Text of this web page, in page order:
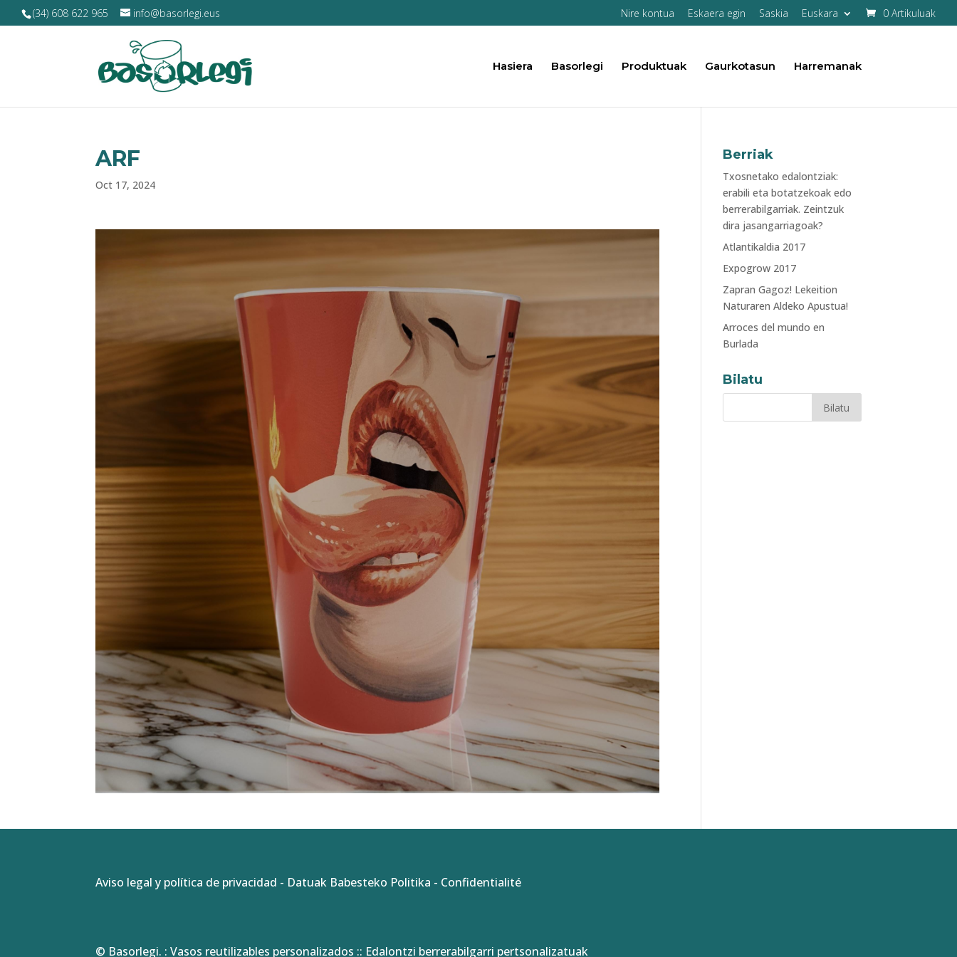
(34) 608 622 965 info@basorlegi.eus Nire kontua Eskaera egin Saskia Euskara 0 Artikuluak
Hasiera Basorlegi Produktuak Gaurkotasun Harremanak
ARF
Oct 17, 2024
Berriak
Txosnetako edalontziak:
erabili eta botatzekoak edo
berrerabilgarriak. Zeintzuk
dira jasangarriagoak?
Atlantikaldia 2017
Expogrow 2017
Zapran Gagoz! Lekeition
Naturaren Aldeko Apustua!
Arroces del mundo en
Burlada
Bilatu
Aviso legal y política de privacidad - Datuak Babesteko Politika - Confidentialité
© Basorlegi. : Vasos reutilizables personalizados :: Edalontzi berrerabilgarri pertsonalizatuak